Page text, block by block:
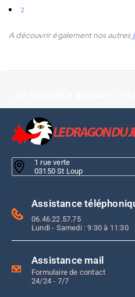
2
A découvrir également nos autres
1 rue verte
03150 St Loup
Assistance
06.46.22.57.75
Lundi - Samedi : 9:30 à 11:30
Assistance mail
Formulaire de contact
24/24 - 7/7